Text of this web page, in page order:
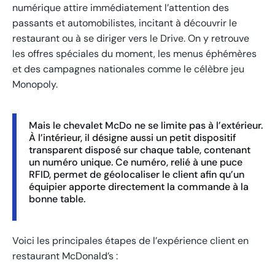
numérique attire immédiatement l’attention des
passants et automobilistes, incitant à découvrir le
restaurant ou à se diriger vers le Drive. On y retrouve
les offres spéciales du moment, les menus éphémères
et des campagnes nationales comme le célèbre jeu
Monopoly.
Mais le chevalet McDo ne se limite pas à l’extérieur.
À l’intérieur, il désigne aussi un petit dispositif
transparent disposé sur chaque table, contenant
un numéro unique. Ce numéro, relié à une puce
RFID, permet de géolocaliser le client afin qu’un
équipier apporte directement la commande à la
bonne table.
Voici les principales étapes de l’expérience client en
restaurant McDonald’s :